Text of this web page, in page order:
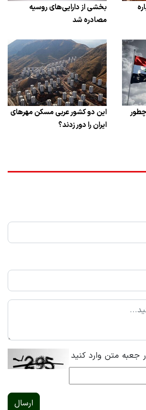
بخشی از دارایی‌های روسیه
مصادره شد
این دو کشور عربی مسکن مهرهای
ایران را دور زدند؟
جعبه متن وارد کنید
ارسال